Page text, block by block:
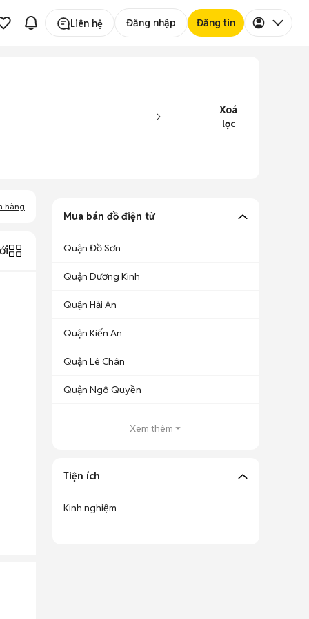
Liên hệ Đăng nhập Đăng tin
Xoá
lọc
hàng
Mua bán đồ điện tử
Quận Đồ Sơn
Quận Dương Kinh
Quận Hải An
Quận Kiến An
Quận Lê Chân
Quận Ngô Quyền
Xem thêm
Tiện ích
Kinh nghiệm